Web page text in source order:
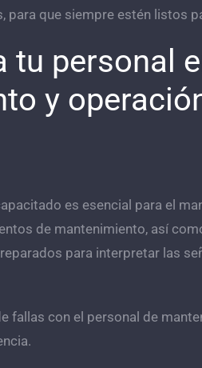
para que siempre estén listos
tu personal
y
es esencial para el
de mantenimiento, así
para interpretar las
fallas con el personal de